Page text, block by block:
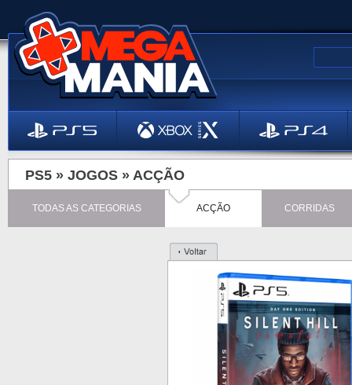
PS5 » JOGOS » ACÇÃO
TODAS AS CATEGORIAS ACÇÃO CORRIDAS